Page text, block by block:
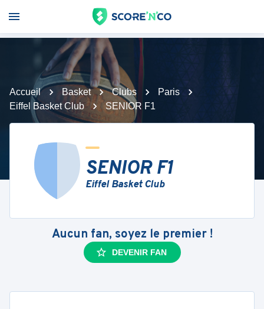
Accueil Basket Clubs
Paris
Eiffel Basket Club
SENIOR F1
SENIOR F1
Eiffel Basket Club
Aucun fan, soyez le premier !
DEVENIR FAN